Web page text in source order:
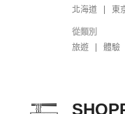
北海道
東
從類別
旅遊
體驗